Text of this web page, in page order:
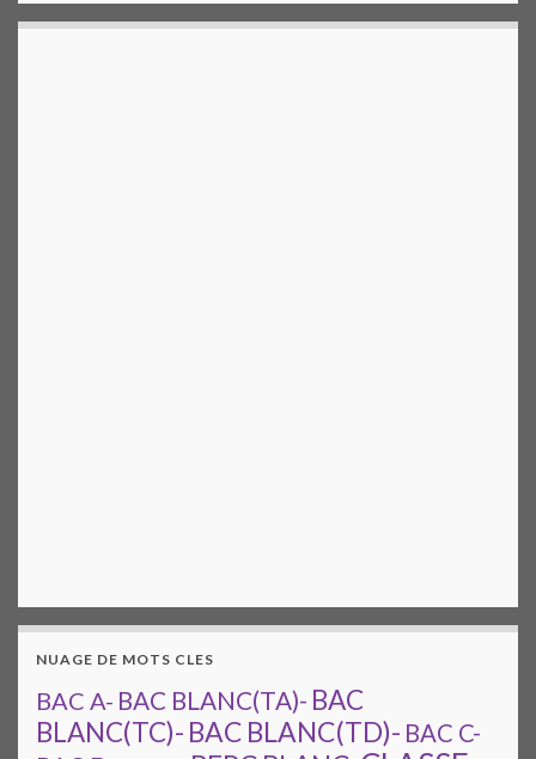
NUAGE DE MOTS CLES
BAC A- BAC BLANC(TA)- BAC
BLANC(TC)- BAC BLANC(TD)- BAC C-